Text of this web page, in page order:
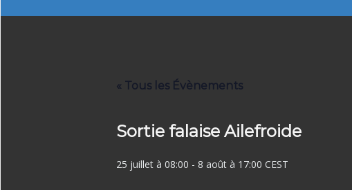
« Tous les Évènements
Sortie falaise Ailefroide
25 juillet à 08:00 - 8 août à 17:00 CEST